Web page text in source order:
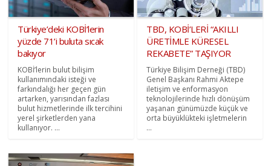
Türkiye’deki KOBİ’lerin
yüzde 71’i buluta sıcak
bakıyor
KOBİ’lerin bulut bilişim
kullanımındaki isteği ve
farkındalığı her geçen gün
artarken, yarısından fazlası
bulut hizmetlerinde ilk tercihini
yerel şirketlerden yana
kullanıyor. ...
TBD, KOBİ’LERİ “AKILLI
ÜRETİMLE KÜRESEL
REKABETE” TAŞIYOR
Türkiye Bilişim Derneği (TBD)
Genel Başkanı Rahmi Aktepe
iletişim ve enformasyon
teknolojilerinde hızlı dönüşüm
yaşanan günümüzde küçük ve
orta büyüklükteki işletmelerin
...